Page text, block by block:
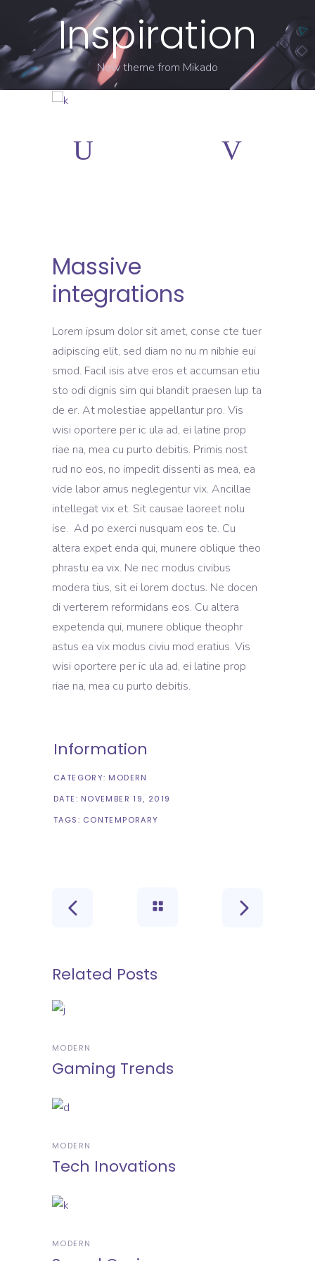
Inspiration
New theme from Mikado
Massive
integrations
Lorem ipsum dolor sit amet, conse cte tuer
adipiscing elit, sed diam no nu m nibhie eui
smod. Facil isis atve eros et accumsan etiu
sto odi dignis sim qui blandit praesen lup ta
de er. At molestiae appellantur pro. Vis
wisi oportere per ic ula ad, ei latine prop
riae na, mea cu purto debitis. Primis nost
rud no eos, no impedit dissenti as mea, ea
vide labor amus neglegentur vix. Ancillae
intellegat vix et. Sit causae laoreet nolu
ise. Ad po exerci nusquam eos te. Cu
altera expet enda qui, munere oblique theo
phrastu ea vix. Ne nec modus civibus
modera tius, sit ei lorem doctus. Ne docen
di verterem reformidans eos. Cu altera
expetenda qui, munere oblique theophr
astus ea vix modus civiu mod eratius. Vis
wisi oportere per ic ula ad, ei latine prop
riae na, mea cu purto debitis.
Information
CATEGORY: MODERN
DATE: NOVEMBER 19, 2019
TAGS: CONTEMPORARY
Related Posts
MODERN
Gaming Trends
MODERN
Tech Inovations
MODERN